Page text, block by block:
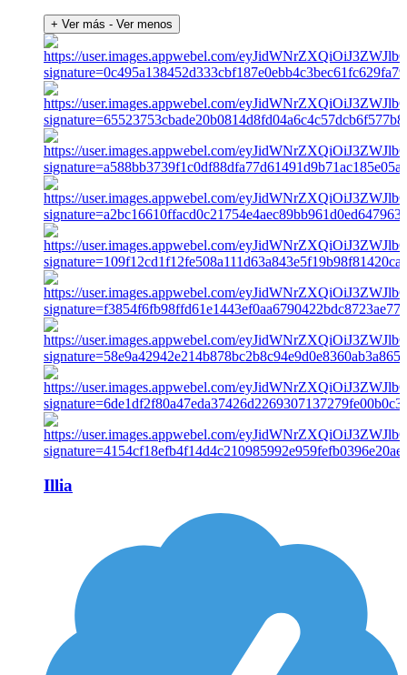
+ Ver más - Ver menos
Illia